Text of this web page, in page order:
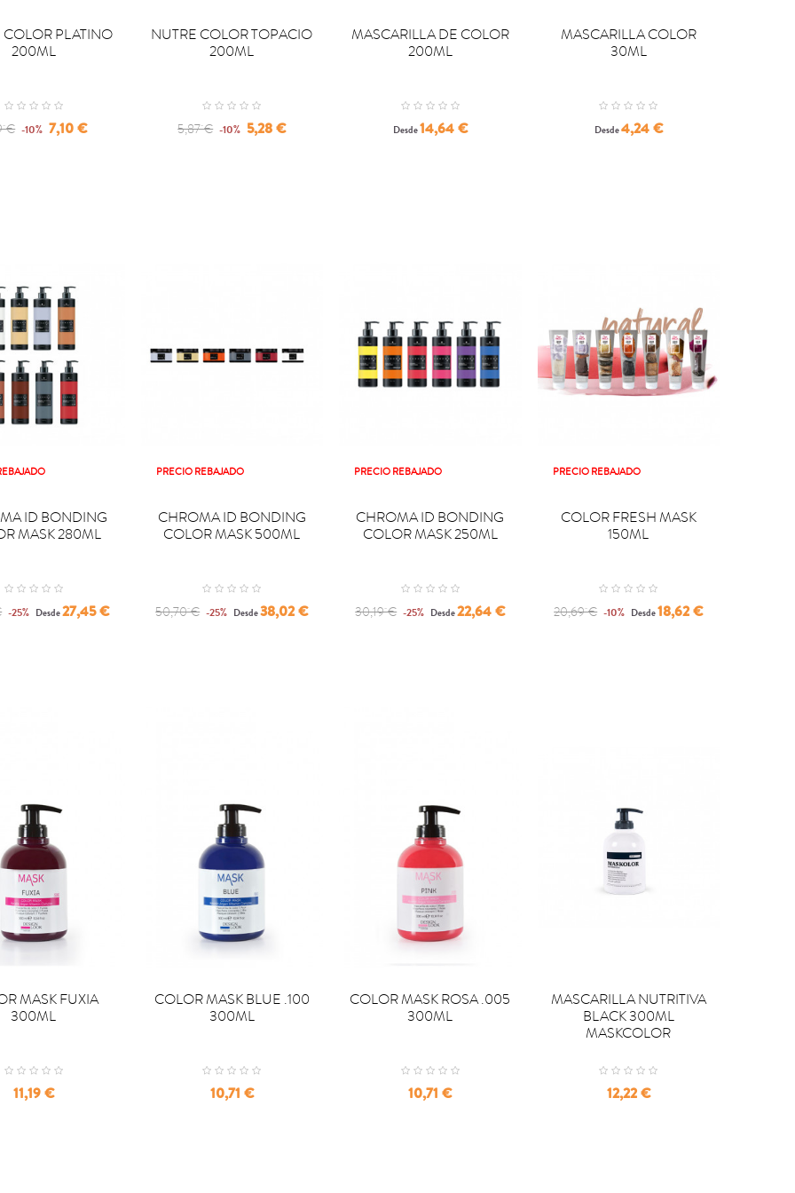
COLOR PLATINO
200ML
€ -10% Precio
7,10 €

NUTRE COLOR TOPACIO
200ML
Regular
5,87 € -10% Precio
5,28 €

MASCARILLA DE COLOR
200ML
DesdePrecio
14,64 €
MASCARILLA COLOR
30ML
DesdePrecio
4,24 €
ID BONDING
MASK 280ML
-25% DesdePrecio
27,45 €
PRECIO REBAJADO

CHROMA ID BONDING
COLOR MASK 500ML
Regular
50,70 € -25% DesdePrecio
38,02 €
PRECIO REBAJADO

CHROMA ID BONDING
COLOR MASK 250ML
Regular
30,19 € -25% DesdePrecio
22,64 €
PRECIO REBAJADO
COLOR FRESH MASK
150ML
Regular
20,69 € -10% DesdePrecio
18,62 €
MASK FUXIA
300ML
Precio
11,19 €

COLOR MASK BLUE .100
300ML
Precio
10,71 €

COLOR MASK ROSA .005
300ML
Precio
10,71 €

MASCARILLA NUTRITIVA
BLACK 300ML
MASKCOLOR
Precio
12,22 €